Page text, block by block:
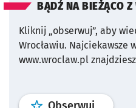
BĄDŹ NA BIEŻĄCO
Kliknij „obserwuj”, aby
Wrocławiu. Najciekawsze
www.wroclaw.pl
profil